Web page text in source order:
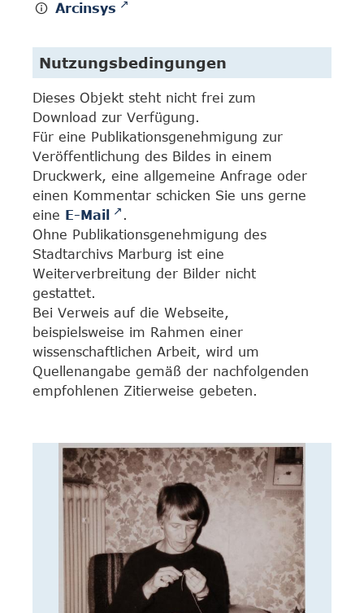
Arcinsys
Nutzungsbedingungen
Dieses Objekt steht nicht frei zum
Download zur Verfügung.
Für eine Publikationsgenehmigung zur
Veröffentlichung des Bildes in einem
Druckwerk, eine allgemeine Anfrage oder
einen Kommentar schicken Sie uns gerne
eine E-Mail
.
Ohne Publikationsgenehmigung des
Stadtarchivs Marburg ist eine
Weiterverbreitung der Bilder nicht
gestattet.
Bei Verweis auf die Webseite,
beispielsweise im Rahmen einer
wissenschaftlichen Arbeit, wird um
Quellenangabe gemäß der nachfolgenden
empfohlenen Zitierweise gebeten.